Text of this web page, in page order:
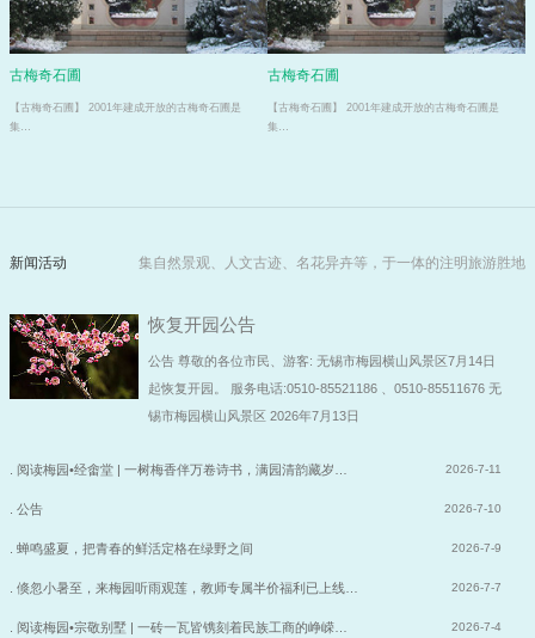
古梅奇石圃
【古梅奇石圃】 2001年建成开放的古梅奇石圃是
集…
古梅奇石圃
【古梅奇石圃】 2001年建成开放的古梅奇石圃是
集…
新闻活动 集自然景观、人文古迹、名花异卉等，于一体的注明旅游胜地
恢复开园公告
公告 尊敬的各位市民、游客: 无锡市梅园横山风景区7月14日
起恢复开园。 服务电话:0510-85521186 、0510-85511676 无
锡市梅园横山风景区 2026年7月13日
. 阅读梅园•经畬堂 | 一树梅香伴万卷诗书，满园清韵藏岁… 2026-7-11
. 公告 2026-7-10
. 蝉鸣盛夏，把青春的鲜活定格在绿野之间 2026-7-9
. 倏忽小暑至，来梅园听雨观莲，教师专属半价福利已上线… 2026-7-7
. 阅读梅园•宗敬别墅 | 一砖一瓦皆镌刻着民族工商的峥嵘… 2026-7-4